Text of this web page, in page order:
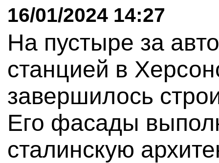
16/01/2024 14:27
На пустыре за
станцией в
завершилось
Его фасады
сталинскую